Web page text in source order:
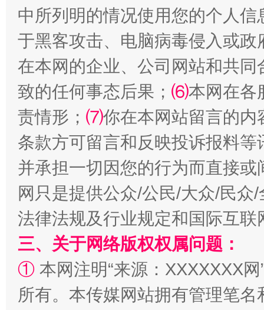
全民健身五年计划来了！等你上场
阿坝州三大球赛在茂县开幕 规模
中所列明的情况使用您的个人
于黑客攻击、电脑病毒侵入或
在本网的企业、公司网站和共
致的任何事态后果； ⑹本网在各
责情形； ⑺你在本网站留言的内
条款方可留言和反映投诉报料
并承担一切因您的行为而直接
网只是提供公众/公民/大众/民
法律法规及行业规定和国际互
三、关于网络版权权属问题：
① 本网注明“来源：XXXXXXX
所有。本传媒网站拥有管理笔